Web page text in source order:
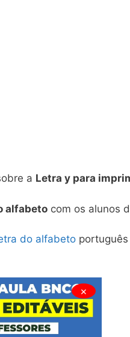
a Letra y para
alfabeto com os alunos
do alfabeto
×